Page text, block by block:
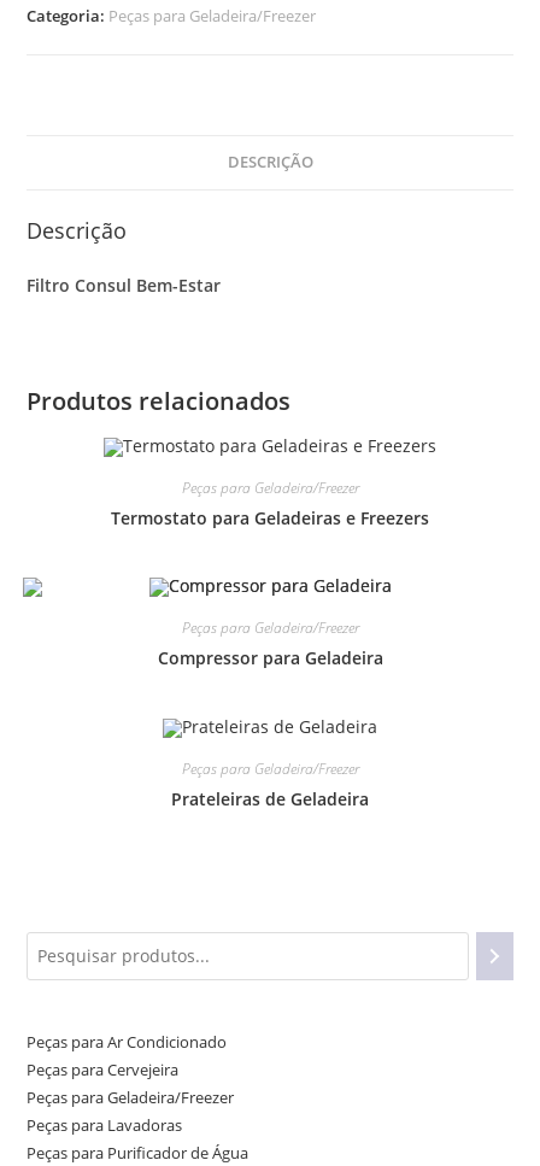
Categoria: Peças para Geladeira/Freezer
DESCRIÇÃO
Descrição
Filtro Consul Bem-Estar
Produtos relacionados
Peças para Geladeira/Freezer
Termostato para Geladeiras e Freezers
Peças para Geladeira/Freezer
Compressor para Geladeira
Peças para Geladeira/Freezer
Prateleiras de Geladeira
Peças para Ar Condicionado
Peças para Cervejeira
Peças para Geladeira/Freezer
Peças para Lavadoras
Peças para Purificador de Água